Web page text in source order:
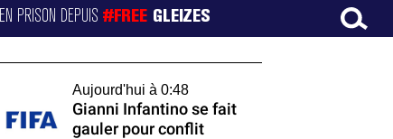
EN PRISON DEPUIS#FREE GLEIZES
Aujourd'hui à 0:48
Gianni Infantino se fait
gauler pour conflit